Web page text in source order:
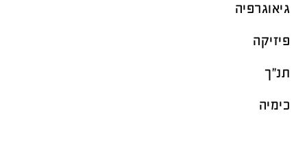
גיאוגרפיה
פיזיקה
תנ"ך
כימיה